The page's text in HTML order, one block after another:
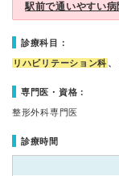
駅前で通いやすい病
診療科目：
リハビリテーション科
専門医・資格：
整形外科専門医
診療時間